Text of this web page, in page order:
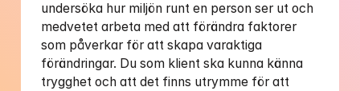
undersöka hur miljön runt en person ser ut och
medvetet arbeta med att förändra faktorer
som påverkar för att skapa varaktiga
förändringar. Du som klient ska kunna känna
trygghet och att det finns utrymme för att